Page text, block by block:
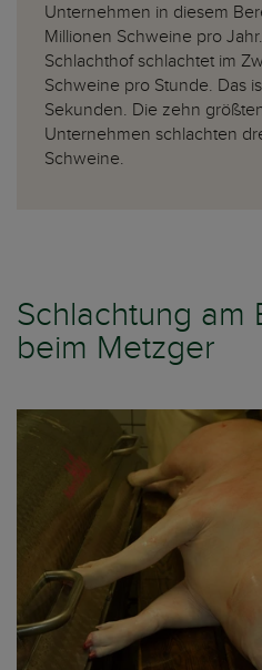
Unternehmen in diesem
Millionen Schweine pro
Schlachthof schlachtet im
Schweine pro Stunde. Das
Sekunden. Die zehn
Unternehmen schlachten
Schweine.
Schlachtung am
beim Metzger